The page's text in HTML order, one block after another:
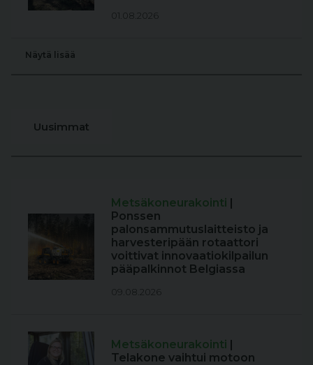
01.08.2026
Näytä lisää
Uusimmat
Metsäkoneurakointi |
Ponssen
palonsammutuslaitteisto ja
harvesteripään rotaattori
voittivat innovaatiokilpailun
pääpalkinnot Belgiassa
09.08.2026
Metsäkoneurakointi |
Telakone vaihtui motoon